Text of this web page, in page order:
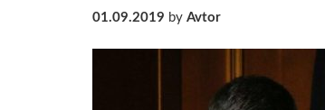
01.09.2019 by Avtor